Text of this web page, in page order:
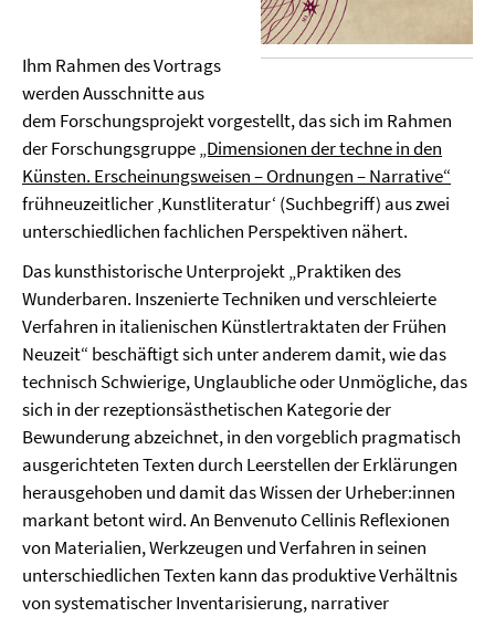
Ihm Rahmen des Vortrags
werden Ausschnitte aus
dem Forschungsprojekt vorgestellt, das sich im Rahmen
der Forschungsgruppe„Dimensionen der techne in den
Künsten. Erscheinungsweisen – Ordnungen – Narrative“
frühneuzeitlicher ‚Kunstliteratur‘ (Suchbegriff) aus zwei
unterschiedlichen fachlichen Perspektiven nähert.
Das kunsthistorische Unterprojekt „Praktiken des
Wunderbaren. Inszenierte Techniken und verschleierte
Verfahren in italienischen Künstlertraktaten der Frühen
Neuzeit“ beschäftigt sich unter anderem damit, wie das
technisch Schwierige, Unglaubliche oder Unmögliche, das
sich in der rezeptionsästhetischen Kategorie der
Bewunderung abzeichnet, in den vorgeblich pragmatisch
ausgerichteten Texten durch Leerstellen der Erklärungen
herausgehoben und damit das Wissen der Urheber:innen
markant betont wird. An Benvenuto Cellinis Reflexionen
von Materialien, Werkzeugen und Verfahren in seinen
unterschiedlichen Texten kann das produktive Verhältnis
von systematischer Inventarisierung, narrativer